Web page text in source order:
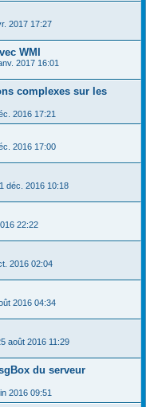
2017 17:27
WMI
2017 16:01
complexes sur les
2016 17:21
2016 17:00
déc. 2016 10:18
22:22
2016 02:04
2016 04:34
août 2016 11:29
du serveur
2016 09:51